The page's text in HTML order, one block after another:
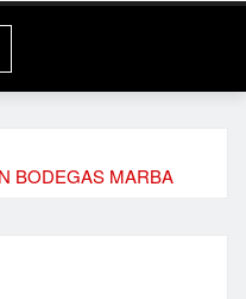
BODEGAS MARBA